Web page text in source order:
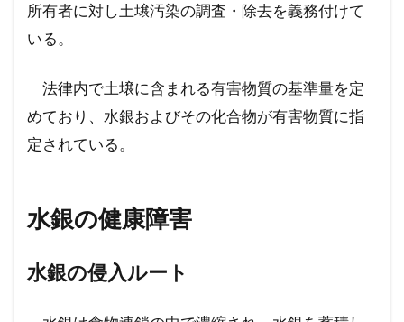
所有者に対し土壌汚染の調査・除去を義務付けて
いる。
法律内で土壌に含まれる有害物質の基準量を定
めており、水銀およびその化合物が有害物質に指
定されている。
水銀の健康障害
水銀の侵入ルート